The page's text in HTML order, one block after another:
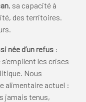
, sa capacité à
des territoires.
née d’un refus :
les crises
Nous
alimentaire actuel :
jamais tenus,